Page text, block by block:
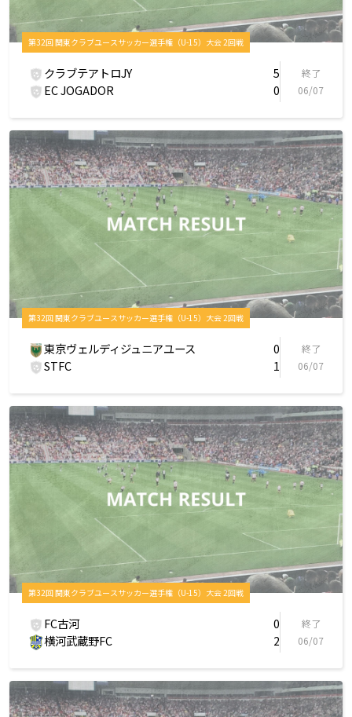
第32回 関東クラブユースサッカー選手権（U-15）大会 2回戦
クラブテアトロJY 5
EC JOGADOR 0
終了
06/07
第32回 関東クラブユースサッカー選手権（U-15）大会 2回戦
東京ヴェルディジュニアユース 0
STFC 1
終了
06/07
第32回 関東クラブユースサッカー選手権（U-15）大会 2回戦
FC古河 0
横河武蔵野FC 2
終了
06/07